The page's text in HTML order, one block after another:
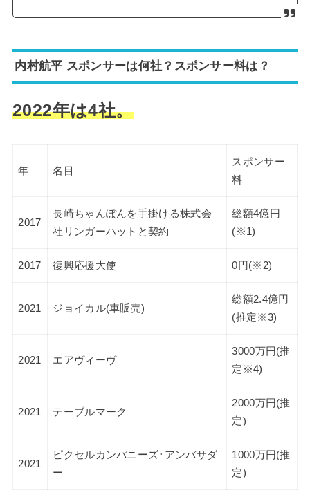
内村航平 スポンサーは何社？スポンサー料は？
2022年は4社。
年 名目
スポンサー
料
2017
長崎ちゃんぽんを手掛ける株式会
社リンガーハットと契約
総額4億円
(※1)
2017 復興応援大使 0円(※2)
2021 ジョイカル(車販売)
総額2.4億円
(推定※3)
2021 エアヴィーヴ
3000万円(推
定※4)
2021 テーブルマーク
2000万円(推
定)
2021
ピクセルカンパニーズ･アンバサダ
ー
1000万円(推
定)